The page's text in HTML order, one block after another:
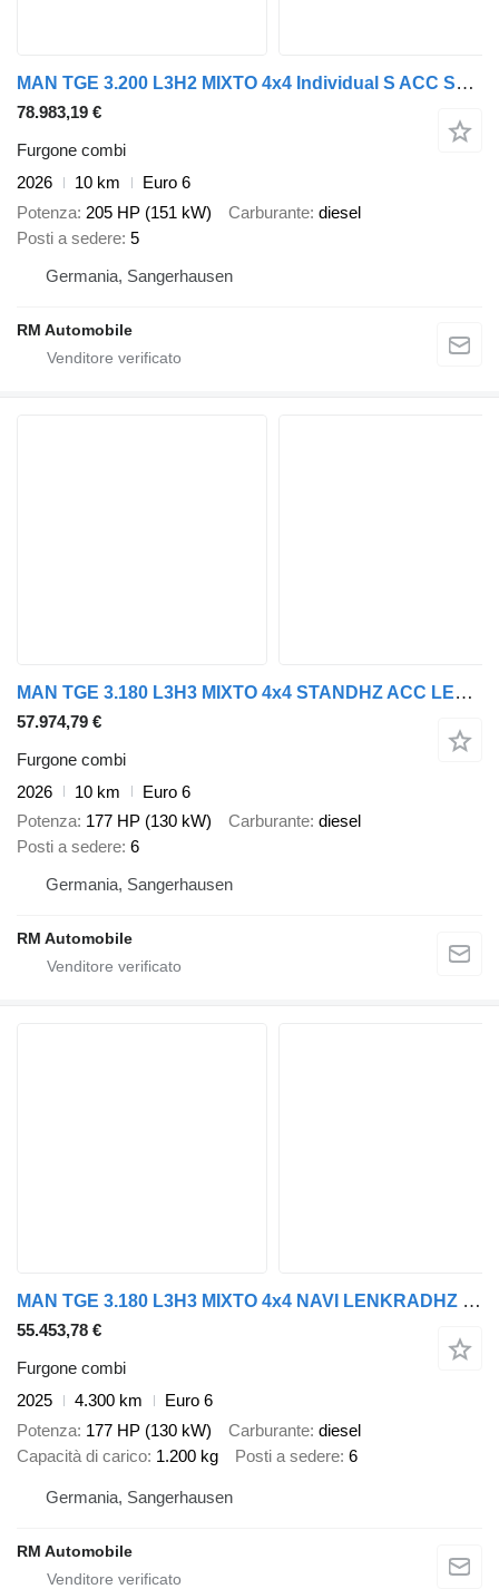
MAN TGE 3.200 L3H2 MIXTO 4x4 Individual S ACC STHZ
78.983,19 €
Furgone combi
2026
10 km
Euro 6
Potenza 205 HP (151 kW) Carburante diesel
Posti a sedere 5
Germania, Sangerhausen
RM Automobile
MAN TGE 3.180 L3H3 MIXTO 4x4 STANDHZ ACC LENKRADHZ
57.974,79 €
Furgone combi
2026
10 km
Euro 6
Potenza 177 HP (130 kW) Carburante diesel
Posti a sedere 6
Germania, Sangerhausen
RM Automobile
MAN TGE 3.180 L3H3 MIXTO 4x4 NAVI LENKRADHZ DAB
55.453,78 €
Furgone combi
2025
4.300 km
Euro 6
Potenza 177 HP (130 kW) Carburante diesel
Capacità di carico 1.200 kg Posti a sedere 6
Germania, Sangerhausen
RM Automobile